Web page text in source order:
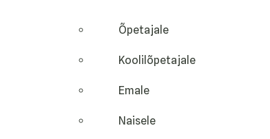
Õpetajale
Koolilõpetajale
Emale
Naisele